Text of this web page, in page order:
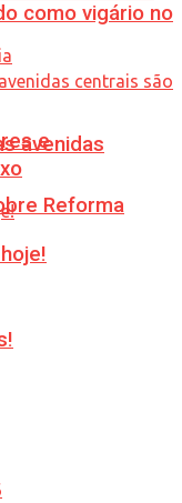
e
Reforma
como vigário no
avenidas